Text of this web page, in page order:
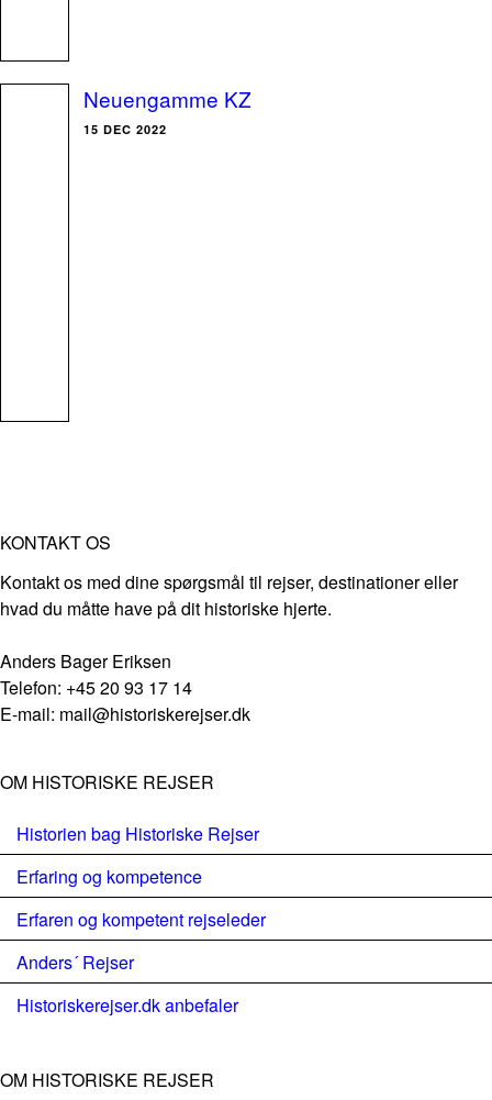
Neuengamme KZ
15 DEC 2022
KONTAKT OS
Kontakt os med dine spørgsmål til rejser, destinationer eller
hvad du måtte have på dit historiske hjerte.
Anders Bager Eriksen
Telefon: +45 20 93 17 14
E-mail: mail@historiskerejser.dk
OM HISTORISKE REJSER
Historien bag Historiske Rejser
Erfaring og kompetence
Erfaren og kompetent rejseleder
Anders´ Rejser
Historiskerejser.dk anbefaler
OM HISTORISKE REJSER